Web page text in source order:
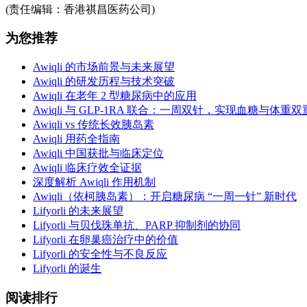
(责任编辑：香港祺昌医药公司)
为您推荐
Awiqli 的市场前景与未来展望
Awiqli 的研发历程与技术突破
Awiqli 在老年 2 型糖尿病中的应用
Awiqli 与 GLP-1RA 联合：一周双针，实现血糖与体重双
Awiqli vs 传统长效胰岛素
Awiqli 用药全指南
Awiqli 中国获批与临床定位
Awiqli 临床疗效全证据
深度解析 Awiqli 作用机制
Awiqli（依柯胰岛素）：开启糖尿病 “一周一针” 新时代
Lifyorli 的未来展望
Lifyorli 与贝伐珠单抗、PARP 抑制剂的协同
Lifyorli 在卵巢癌治疗中的价值
Lifyorli 的安全性与不良反应
Lifyorli 的诞生
阅读排行